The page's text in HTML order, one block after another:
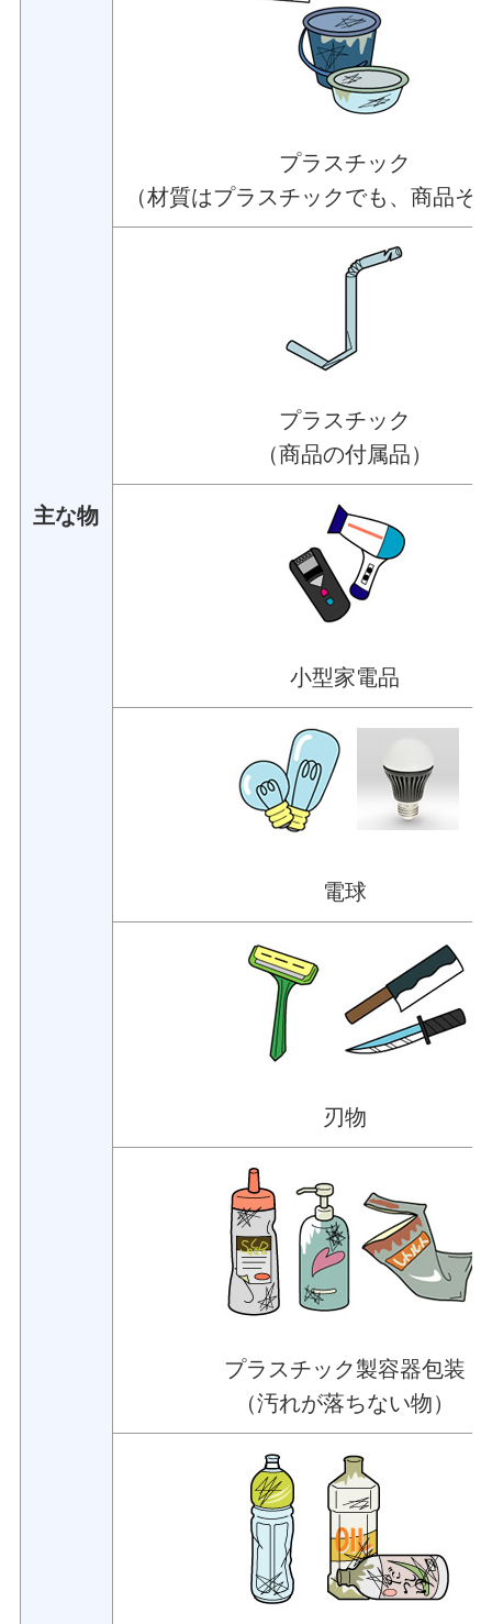
主な物
プラスチック
（材質はプラスチックでも、商品そ
プラスチック
（商品の付属品）
小型家電品
電球
刃物
プラスチック製容器包装
（汚れが落ちない物）